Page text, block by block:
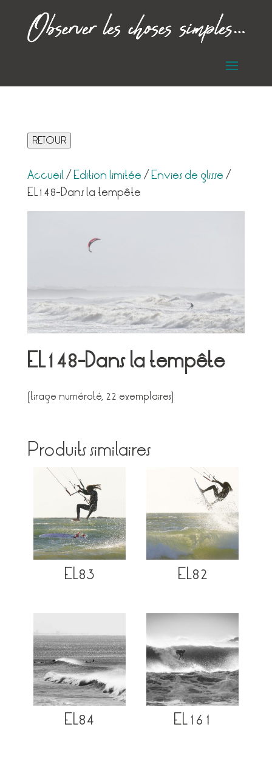
RETOUR
Accueil/Edition limitée/Envies de glisse/
EL148-Dans la tempête
EL148-Dans la tempête
(tirage numéroté, 22 exemplaires)
Produits similaires
EL83 EL82
EL84 EL161